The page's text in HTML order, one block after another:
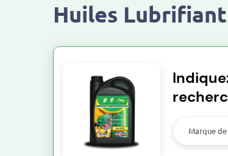
Huiles
Marque